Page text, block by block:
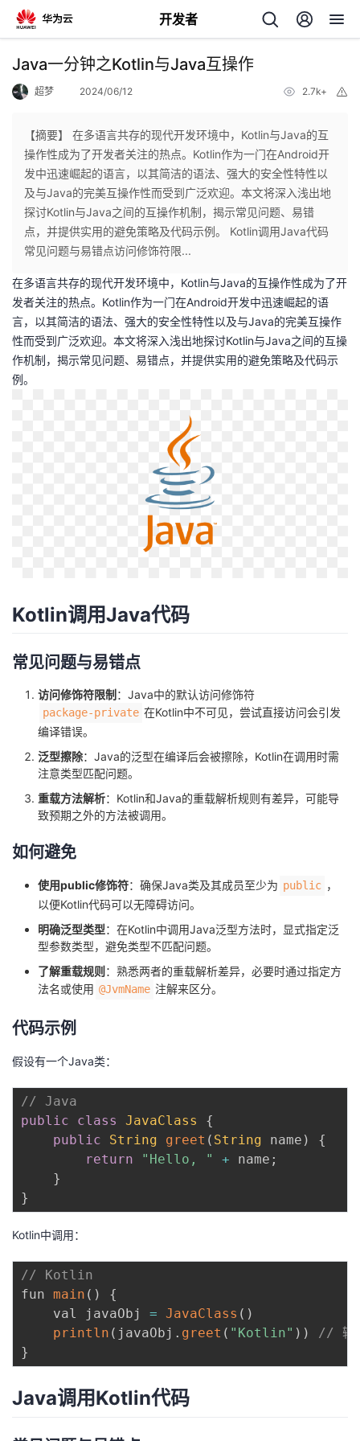
开发者
返
个
人
页
我
开
发
者
子
直
播
的
活
动
我
的
关
注
我
的
学
我
的
我
证
实
验
的
收
我
Programs
持
我
的
技
持
我
的
建
议
Java一分钟之Kotlin与Java互操作
超梦 2024/06/12 2.7k+
【摘要】 在多语言共存的现代开发环境中，Kotlin与Java的互
操作性成为了开发者关注的热点。Kotlin作为一门在Android开
发中迅速崛起的语言，以其简洁的语法、强大的安全性特性以
及与Java的完美互操作性而受到广泛欢迎。本文将深入浅出地
探讨Kotlin与Java之间的互操作机制，揭示常见问题、易错
点，并提供实用的避免策略及代码示例。 Kotlin调用Java代码
常见问题与易错点访问修饰符限...
在多语言共存的现代开发环境中，Kotlin与Java的互操作性成为了开
发者关注的热点。Kotlin作为一门在Android开发中迅速崛起的语
言，以其简洁的语法、强大的安全性特性以及与Java的完美互操作
性而受到广泛欢迎。本文将深入浅出地探讨Kotlin与Java之间的互操
作机制，揭示常见问题、易错点，并提供实用的避免策略及代码示
例。
Kotlin调用Java代码
常见问题与易错点
访问修饰符限制 ：Java中的默认访问修饰符
package-private 在Kotlin中不可见，尝试直接访问会引发
编译错误。
泛型擦除：Java的泛型在编译后会被擦除，Kotlin在调用时需
注意类型匹配问题。
重载方法解析：Kotlin和Java的重载解析规则有差异，可能导
致预期之外的方法被调用。
如何避免
使用public修饰符：确保Java类及其成员至少为 public ，
以便Kotlin代码可以无障碍访问。
明确泛型类型：在Kotlin中调用Java泛型方法时，显式指定泛
型参数类型，避免类型不匹配问题。
了解重载规则 ：熟悉两者的重载解析差异，必要时通过指定方
法名或使用 @JvmName 注解来区分。
代码示例
假设有一个Java类：
// Java
public
class JavaClass
{
public
String greet ( String name )
{
return
"Hello, " + name ;
}
}
Kotlin中调用：
// Kotlin
fun main ( )
{
    val javaObj
= JavaClass ( )
println ( javaObj . greet ( "Kotlin" ) )
// 输
}
Java调用Kotlin代码